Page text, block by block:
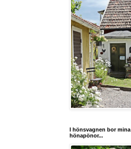
I hönsvagnen bor mina
hönapönor...